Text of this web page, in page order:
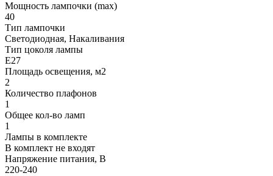
Мощность лампочки (max)
40
Тип лампочки
Светодиодная, Накаливания
Тип цоколя лампы
E27
Площадь освещения, м2
2
Количество плафонов
1
Общее кол-во ламп
1
Лампы в комплекте
В комплект не входят
Напряжение питания, В
220-240